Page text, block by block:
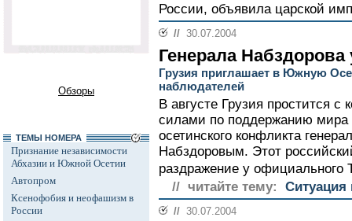
Обзоры
ТЕМЫ НОМЕРА
Признание независимости
Абхазии и Южной Осетии
Автопром
Ксенофобия и неофашизм в
России
России, объявила царской
// 30.07.2004
Генерала Набздорова
Грузия приглашает в Южную
наблюдателей
В августе Грузия простится
силами по поддержанию
осетинского конфликта
Набздоровым. Этот
раздражение у
// читайте тему:
Ситуация
// 30.07.2004